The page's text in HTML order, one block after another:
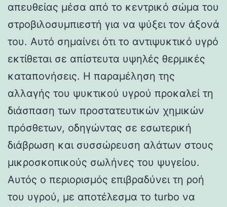
απευθείας μέσα από το κεντρικό σώμα του
στροβιλοσυμπιεστή για να ψύξει τον άξονά
του. Αυτό σημαίνει ότι το αντιψυκτικό υγρό
εκτίθεται σε απίστευτα υψηλές θερμικές
καταπονήσεις. Η παραμέληση της
αλλαγής του ψυκτικού υγρού προκαλεί τη
διάσπαση των προστατευτικών χημικών
πρόσθετων, οδηγώντας σε εσωτερική
διάβρωση και συσσώρευση αλάτων στους
μικροσκοπικούς σωλήνες του ψυγείου.
Αυτός ο περιορισμός επιβραδύνει τη ροή
του υγρού, με αποτέλεσμα το turbo να